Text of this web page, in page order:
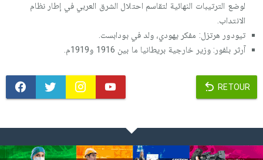
لوضع الترتيبات النهائية لتقاسم احتلال الشرق العربي في إطار نظام
الانتداب.
تيودور هرتزل: مفكر يهودي، ولد في بودابست.
آرثر بلفور: وزير خارجية بريطانيا ما بين 1916 و1919م.
RETOUR